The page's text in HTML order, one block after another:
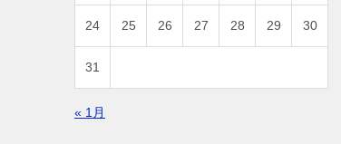
24 25 26 27 28 29 30
31
« 1月